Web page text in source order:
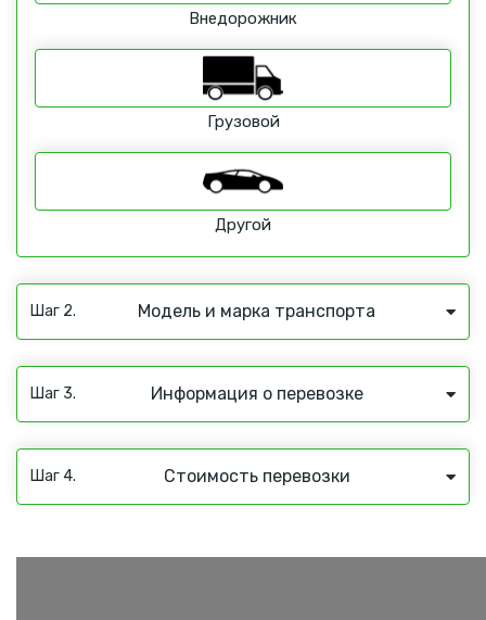
Внедорожник
Грузовой
Другой
Шаг 2. Модель и марка транспорта
Шаг 3. Информация о перевозке
Шаг 4. Стоимость перевозки